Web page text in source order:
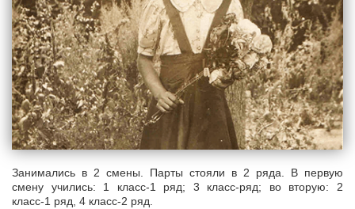
Занимались в 2 смены. Парты стояли в 2 ряда. В первую
смену учились: 1 класс-1 ряд; 3 класс-ряд; во вторую: 2
класс-1 ряд, 4 класс-2 ряд.